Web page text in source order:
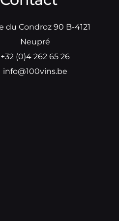
du Condroz 90 B-4121
Neupré
+32 (0)4 262 65 26
info@100vins.be